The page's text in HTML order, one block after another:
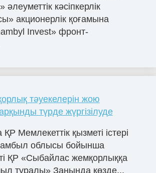
әлеуметтік кәсіпкерлік
акционерлік қоғамына
Invest» фронт-
тәуекелерін жою
түрде жүргізілуде
Мемлекеттік қызметі істері
облысы бойынша
ҚР «Сыбайлас жемқорлыққа
туралы» Заңында көзде...